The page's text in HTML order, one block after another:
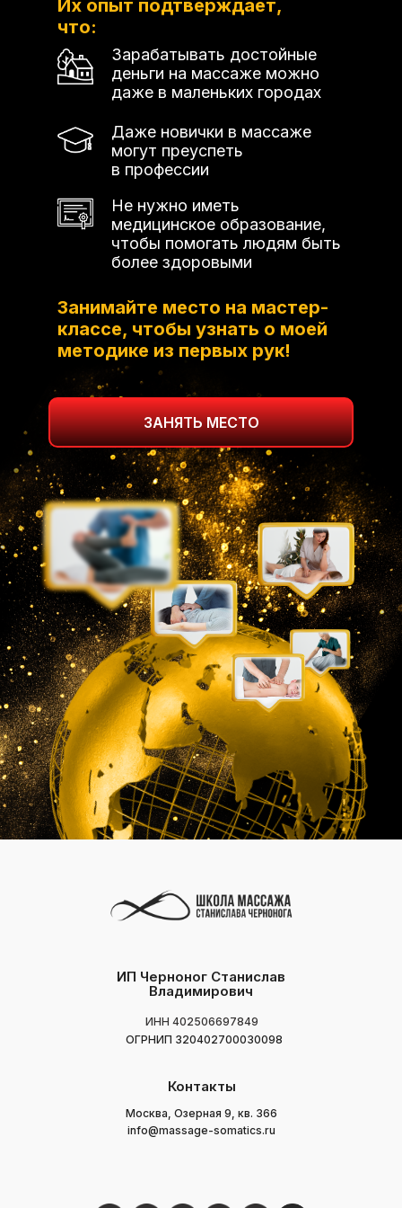
Их опыт подтверждает,
что:
Зарабатывать достойные
деньги на массаже можно
даже в маленьких городах
Даже новички в массаже
могут преуспеть
в профессии
Не нужно иметь
медицинское образование,
чтобы помогать людям быть
более здоровыми
Занимайте место на мастер-
классе, чтобы узнать о моей
методике из первых рук!
ЗАНЯТЬ МЕСТО
ОГРНИП 320402700030098
ИНН 402506697849
info@massage-somatics.ru
ИП Черноног Станислав
Владимирович
Контакты
Москва, Озерная 9, кв. 366